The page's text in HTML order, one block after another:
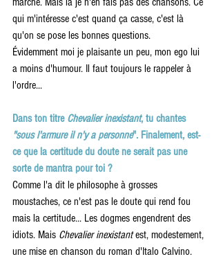
qui m'intéresse c'est quand ça casse, c'est là
qu'on se pose les bonnes questions.
Évidemment moi je plaisante un peu, mon ego lui
a moins d'humour. Il faut toujours le rappeler à
l'ordre...
Dans ton titre Chevalier inexistant, tu chantes
"sous l'armure il n'y a personne". Finalement, est-
ce que la certitude du doute ne serait pas une
sorte de mantra pour toi ?
Comme l'a dit le philosophe à grosses
moustaches, ce n'est pas le doute qui rend fou
mais la certitude... Les dogmes engendrent des
idiots. Mais Chevalier inexistant est, modestement,
une mise en chanson du roman d'Italo Calvino.